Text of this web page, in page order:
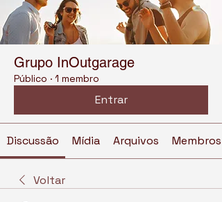
Grupo InOutgarage
Público · 1 membro
Entrar
Discussão Mídia Arquivos Membros
Voltar